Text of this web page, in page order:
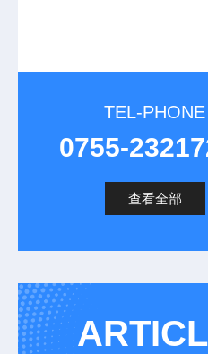
TEL-PHONE
0755-
查看全部